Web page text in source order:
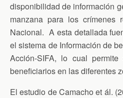
disponibilidad de información
manzana para los crímenes
Nacional. A esta detallada
el sistema de Información de
Acción-SIFA, lo cual
beneficiarios en las diferentes
El estudio de Camacho et ál.